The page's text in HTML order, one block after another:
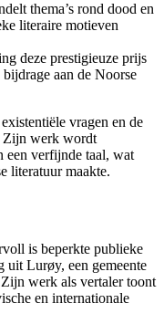
thema’s rond dood en
literaire motieven
deze prestigieuze prijs
aan de Noorse
vragen en de
Zijn werk wordt
een verfijnde taal, wat
literatuur maakte.
is beperkte publieke
uit Lurøy, een gemeente
werk als vertaler toont
en internationale